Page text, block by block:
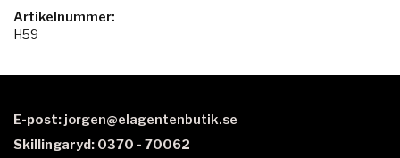
Artikelnummer:
H59
E-post: jorgen@elagentenbutik.se
Skillingaryd: 0370 - 70062